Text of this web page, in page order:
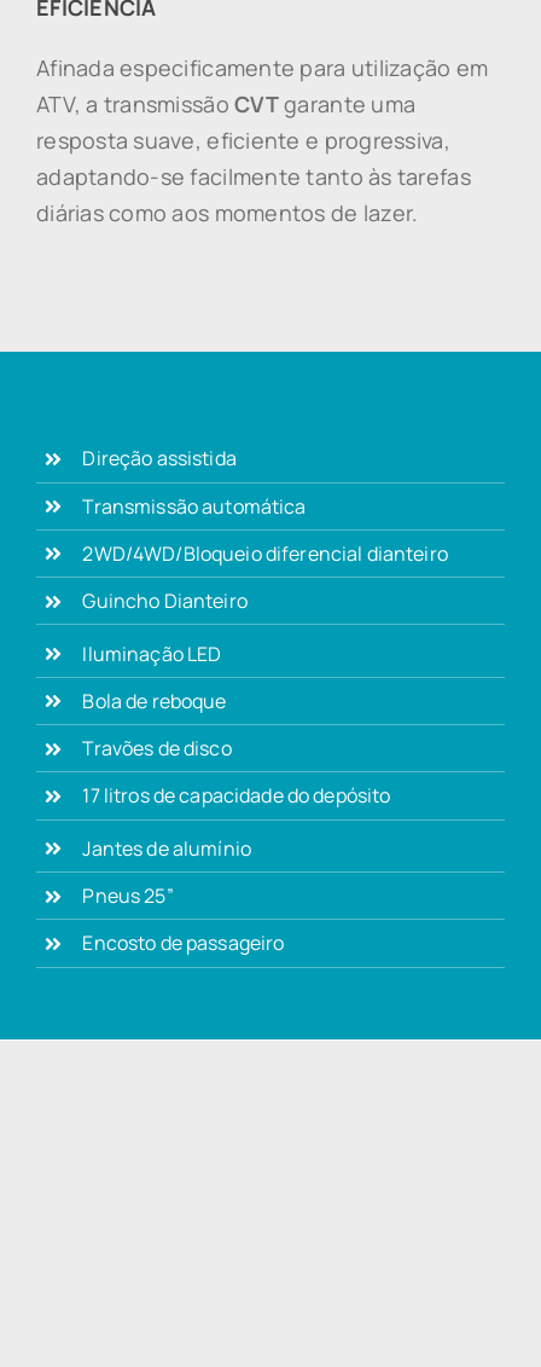
EFICIÊNCIA
Afinada especificamente para utilização em
ATV, a transmissãoCVTgarante uma
resposta suave, eficiente e progressiva,
adaptando-se facilmente tanto às tarefas
diárias como aos momentos de lazer.
Direção assistida
Transmissão automática
2WD/4WD/Bloqueio diferencial dianteiro
Guincho Dianteiro
Iluminação LED
Bola de reboque
Travões de disco
17 litros de capacidade do depósito
Jantes de alumínio
Pneus 25”
Encosto de passageiro